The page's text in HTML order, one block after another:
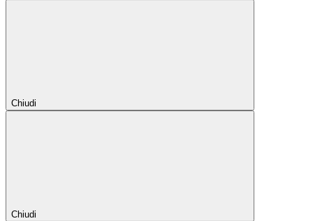
Chiudi
Chiudi